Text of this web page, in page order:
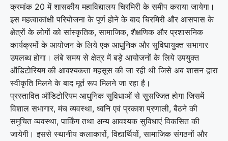
क्रमांक 20 में शासकीय महाविद्यालय चिरमिरी के समीप कराया जायेगा।
इस महत्वाकांक्षी परियोजना के पूर्ण होने के बाद चिरमिरी और आसपास के
क्षेत्रों के लोगों को सांस्कृतिक, सामाजिक, शैक्षणिक और प्रशासनिक
कार्यक्रमों के आयोजन के लिये एक आधुनिक और सुविधायुक्त सभागार
उपलब्ध होगा। लंबे समय से क्षेत्र में बड़े आयोजनों के लिये उपयुक्त
ऑडिटोरियम की आवश्यकता महसूस की जा रही थी जिसे अब शासन द्वारा
स्वीकृति मिलने के बाद मूर्त रूप मिलने जा रहा है।
प्रस्तावित ऑडिटोरियम आधुनिक सुविधाओं से सुसज्जित होगा जिसमें
विशाल सभागार, मंच व्यवस्था, ध्वनि एवं प्रकाश प्रणाली, बैठने की
समुचित व्यवस्था, पार्किंग तथा अन्य आवश्यक सुविधाएं विकसित की
जायेगी। इससे स्थानीय कलाकारों, विद्यार्थियों, सामाजिक संगठनों और